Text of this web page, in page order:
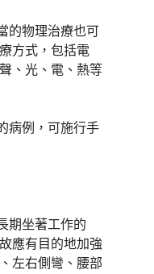
的物理治療也可
方式，包括電
、光、電、熱等
病例，可施行手
期坐著工作的
應有目的地加強
左右側彎、腰部